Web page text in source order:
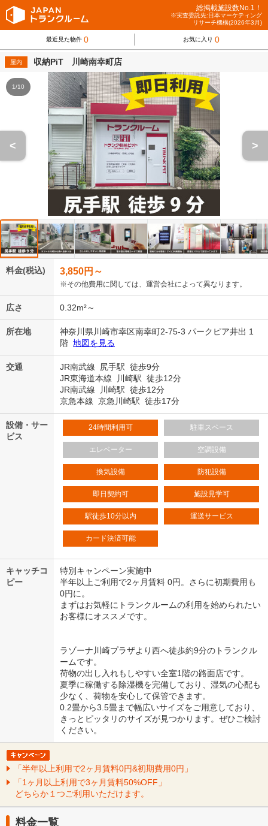
総掲載施設数No.1！
※実査委託先:日本マーケティング
リサーチ機構(2026年3月)
最近見た物件 0 お気に入り 0
屋内 収納PiT 川崎南幸町店
1/10
< >
料金(税込) 3,850円～
※その他費用に関しては、運営会社によって異なります。
広さ 0.32m²～
所在地
神奈川県川崎市幸区南幸町2-75-3 パークピア井出 1
階 地図を見る
交通
JR南武線 尻手駅 徒歩9分
JR東海道本線 川崎駅 徒歩12分
JR南武線 川崎駅 徒歩12分
京急本線 京急川崎駅 徒歩17分
設備・サー
ビス
24時間利用可 駐車スペース
エレベーター 空調設備
換気設備 防犯設備
即日契約可 施設見学可
駅徒歩10分以内 運送サービス
カード決済可能
キャッチコ
ピー
特別キャンペーン実施中
半年以上ご利用で2ヶ月賃料 0円。さらに初期費用も
0円に。
まずはお気軽にトランクルームの利用を始められたい
お客様にオススメです。
ラゾーナ川崎プラザより西へ徒歩約9分のトランクル
ームです。
荷物の出し入れもしやすい全室1階の路面店です。
夏季に稼働する除湿機を完備しており、湿気の心配も
少なく、荷物を安心して保管できます。
0.2畳から3.5畳まで幅広いサイズをご用意しており、
きっとピッタリのサイズが見つかります。ぜひご検討
ください。
「半年以上利用で2ヶ月賃料0円&初期費用0円」
「1ヶ月以上利用で3ヶ月賃料50%OFF」
どちらか１つご利用いただけます。
料金一覧